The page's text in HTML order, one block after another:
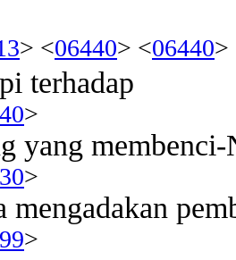
> <06440> <06440>
terhadap
>
yang membenci-
>
mengadakan
>